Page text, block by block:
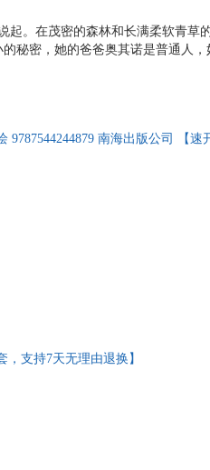
起。在茂密的森林和长满柔软青草
秘密，她的爸爸奥其诺是普通人，
下了决心，将来要像妈妈那样当一
会配制止喷嚏药。可是琪琪觉得制
就是能和琪琪交谈。南海出版公司 【速
支持7天无理由退换】